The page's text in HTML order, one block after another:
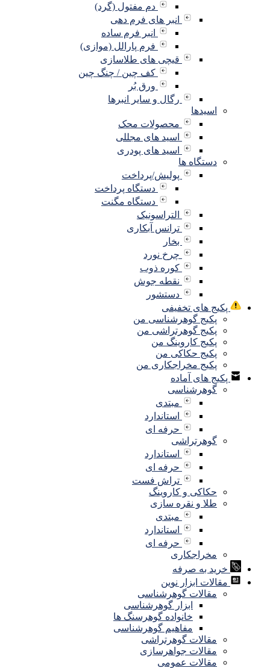
دم مفتول (گرد)
انبر های فرم دهی
انبر فرم ساده
فرم پارالل (موازی)
قیچی های طلاسازی
کف چین / چنگ چین
ورق بُر
رگال و سایر انبرها
اسیدها
محصولات محک
اسید های مجللی
اسید های پودری
دستگاه ها
پولیش/پرداخت
دستگاه پرداخت
دستگاه مگنت
التراسونیک
ترانس آبکاری
بخار
چرخ نورد
کوره ذوب
نقطه جوش
دستشور
پکیج های تخفیفی
پکیج گوهرشناسی من
پکیج گوهرتراشی من
پکیج کاروینگ من
پکیج حکاکی من
پکیج مخراجکاری من
پکیج های آماده
گوهرشناسی
مبتدی
استاندارد
حرفه ای
گوهرتراشی
استاندارد
حرفه ای
تراش فست
حکاکی و کاروینگ
طلا و نقره سازی
مبتدی
استاندارد
حرفه ای
مخراجکاری
خرید به صرفه
مقالات ابزار نوین
مقالات گوهرشناسی
ابزار گوهرشناسی
خانواده گوهرسنگ ها
مفاهیم گوهرشناسی
مقالات گوهرتراشی
مقالات جواهرسازی
مقالات عمومی